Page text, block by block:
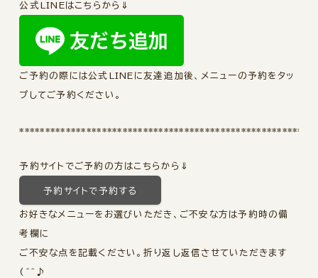
公式LINEはこちらから⇓
ご予約の際には公式LINEに友達追加後、メニューの予約をタッ
プしてご予約ください。
**********************************************************
予約サイトでご予約の方はこちらから⇓
予約サイトで予約する
お好きなメニューをお選びいただき、ご不安な方は予約時の備
考欄に
ご不安な点を記載ください。折り返し返信させていただきます
(^^♪